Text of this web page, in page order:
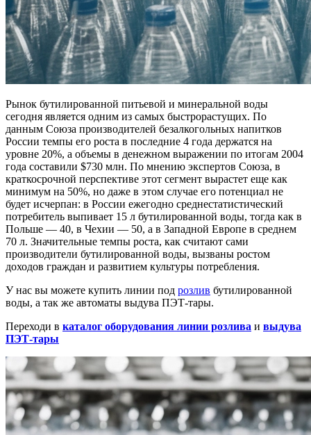
Рынок бутилированной питьевой и минеральной воды
сегодня является одним из самых быстрорастущих. По
данным Союза производителей безалкогольных напитков
России темпы его роста в последние 4 года держатся на
уровне 20%, а объемы в денежном выражении по итогам 2004
года составили $730 млн. По мнению экспертов Союза, в
краткосрочной перспективе этот сегмент вырастет еще как
минимум на 50%, но даже в этом случае его потенциал не
будет исчерпан: в России ежегодно среднестатистический
потребитель выпивает 15 л бутилированной воды, тогда как в
Польше — 40, в Чехии — 50, а в Западной Европе в среднем
70 л. Значительные темпы роста, как считают сами
производители бутилированной воды, вызваны ростом
доходов граждан и развитием культуры потребления.
У нас вы можете купить линии под розлив бутилированной
воды, а так же автоматы выдува ПЭТ-тары.
Переходи в каталог оборудования линии розлива и выдува
ПЭТ-тары